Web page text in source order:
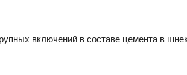
включений в составе цемента в